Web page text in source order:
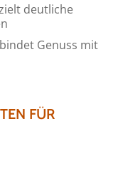
deutliche
Genuss mit
FÜR